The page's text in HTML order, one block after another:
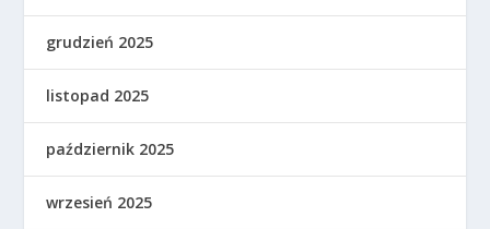
grudzień 2025
listopad 2025
październik 2025
wrzesień 2025